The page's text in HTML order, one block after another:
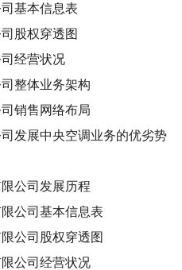
基本信息表
股权穿透图
经营状况
整体业务架构
销售网络布局
发展中央空调业务的优劣势
公司发展历程
公司基本信息表
公司股权穿透图
公司经营状况